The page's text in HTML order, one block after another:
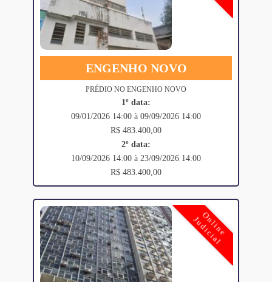
ENGENHO NOVO
PRÉDIO NO ENGENHO NOVO
1º data:
09/01/2026 14:00 à 09/09/2026 14:00
R$ 483.400,00
2º data:
10/09/2026 14:00 à 23/09/2026 14:00
R$ 483.400,00
Online
Judicial